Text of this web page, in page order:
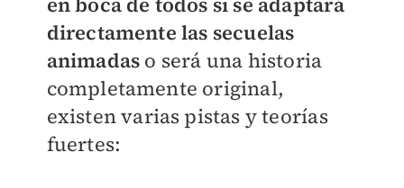
directamente las secuelas
animadas o será una historia
completamente original,
existen varias pistas y teorías
fuertes: